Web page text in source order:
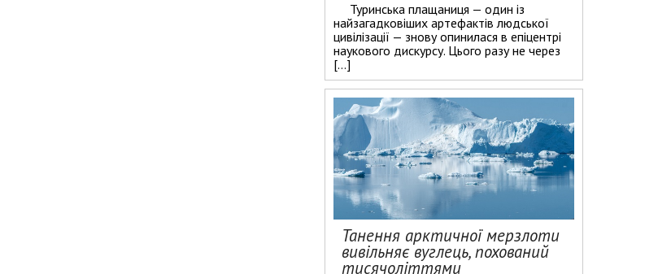
Туринська плащаниця — один із
найзагадковіших артефактів людської
цивілізації — знову опинилася в епіцентрі
наукового дискурсу. Цього разу не через
[…]
Танення арктичної мерзлоти
вивільняє вуглець, похований
тисячоліттями